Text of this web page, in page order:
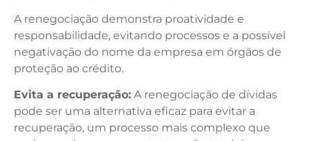
A renegociação demonstra proatividade e
responsabilidade, evitando processos e a possível
negativação do nome da empresa em órgãos de
proteção ao crédito.
Evita a recuperação: A renegociação de dívidas
pode ser uma alternativa eficaz para evitar a
recuperação, um processo mais complexo que